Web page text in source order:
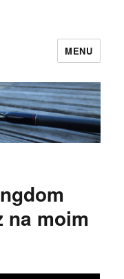
MENU
na moim